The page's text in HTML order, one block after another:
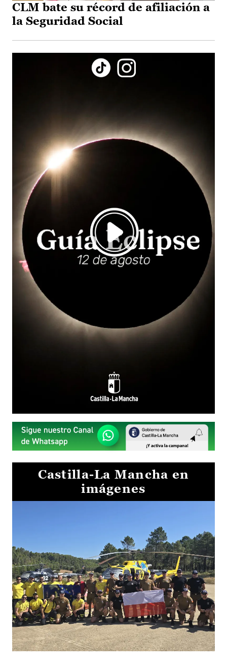
CLM bate su récord de afiliación a
la Seguridad Social
Castilla-La Mancha en
imágenes